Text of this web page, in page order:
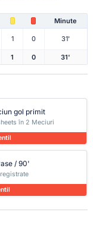
Minute
1 0 31'
1 0 31'
gol primit
în 2 Meciuri
/ 90'